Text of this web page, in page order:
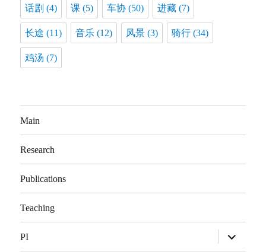
话剧 (4) 课 (5) 车协 (50) 进藏 (7)
长途 (11) 音乐 (12) 风景 (3) 骑行 (34)
鸡汤 (7)
Main
Research
Publications
Teaching
PI
开